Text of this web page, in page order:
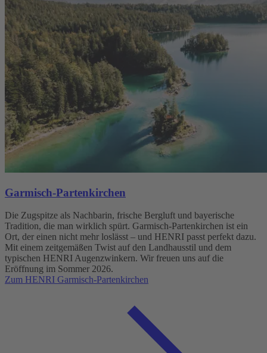
Garmisch-Partenkirchen
Die Zugspitze als Nachbarin, frische Bergluft und bayerische
Tradition, die man wirklich spürt. Garmisch-Partenkirchen ist ein
Ort, der einen nicht mehr loslässt – und HENRI passt perfekt dazu.
Mit einem zeitgemäßen Twist auf den Landhausstil und dem
typischen HENRI Augenzwinkern. Wir freuen uns auf die
Eröffnung im Sommer 2026.
Zum HENRI Garmisch-Partenkirchen